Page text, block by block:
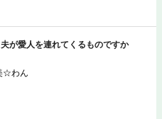
が愛人を連れてくるものですか
☆わん